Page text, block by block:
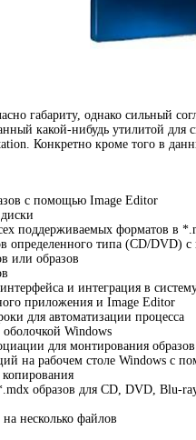
габариту, однако сильный
какой-нибудь утилитой
Конкретно кроме того в
с помощью Image Editor
поддерживаемых форматов в
определенного типа (CD/
или образов
и интеграция в
приложения и Image Editor
для автоматизации процесса
Windows
для монтирования
на рабочем столе Windows с
образов для CD, DVD, Blu-
несколько файлов